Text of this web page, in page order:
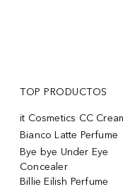
TOP PRODUCTOS
it Cosmetics CC
Bianco Latte Perfume
Bye bye Under Eye
Concealer
Billie Eilish Perfume